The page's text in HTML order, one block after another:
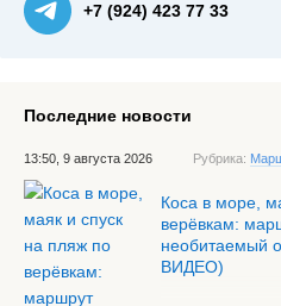
+7 (924) 423 77 33
Последние новости
13:50, 9 августа 2026 Рубрика:
Коса в море,
верёвкам:
необитаемый
ВИДЕО)